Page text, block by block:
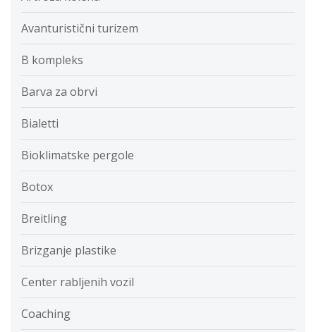
Avanturistični turizem
B kompleks
Barva za obrvi
Bialetti
Bioklimatske pergole
Botox
Breitling
Brizganje plastike
Center rabljenih vozil
Coaching